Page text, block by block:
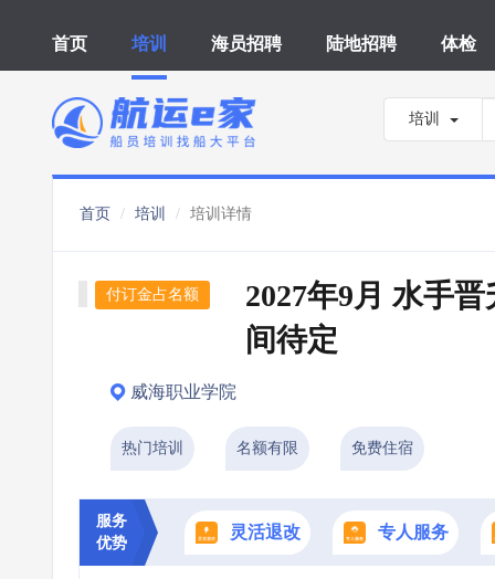
首页 培训 海员招聘 陆地招聘 体检
培训
首页 培训 培训详情
付订金占名额
2027年9月 水手
间待定
威海职业学院
热门培训 名额有限 免费住宿
服务
优势
灵活退改 专人服务